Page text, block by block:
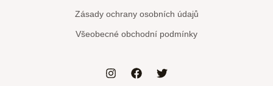
Zásady ochrany osobních údajů
Všeobecné obchodní podmínky